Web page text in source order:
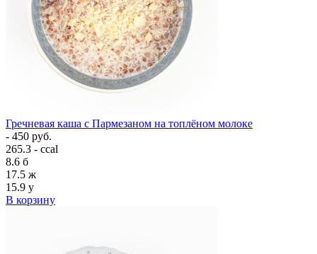
Гречневая каша с Пармезаном на топлёном молоке
- 450 руб.
265.3 - ccal
8.6 б
17.5 ж
15.9 у
В корзину